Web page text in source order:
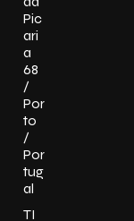
Pic
ari
a
68
/
Por
to
/
Por
tug
al
TI